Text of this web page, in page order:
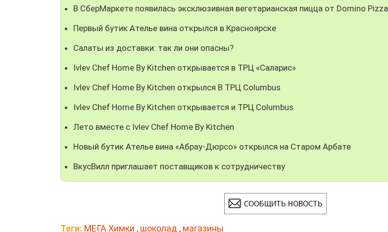
В СберМаркете появилась эксклюзивная вегетарианская пицца от Domino Pizza
Первый бутик Ателье вина открылся в Красноярске
Салаты из доставки: так ли они опасны?
Ivlev Chef Home By Kitchen открывается в ТРЦ «Саларис»
Ivlev Chef Home By Kitchen открылся В ТРЦ Columbus
Ivlev Chef Home By Kitchen открывается и ТРЦ Columbus
Лето вместе с Ivlev Chef Home By Kitchen
Новый бутик Ателье вина «Абрау-Дюрсо» открылся на Старом Арбате
ВкусВилл приглашает поставщиков к сотрудничеству
Теги: МЕГА Химки , шоколад , магазины